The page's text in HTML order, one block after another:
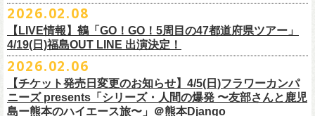
前売 ¥5,500(税込/ドリンク代別）
U-22割 ￥4,500(税込/ドリンク代別/身分証持参必須（コピー不可/公演当
日提示できない場合は一般価格チケットとの差額分をお支払いいただき
ます)
※１人１枚※未就学児入場不可/小学生以上チケット必要
一般チケット発売日：2026年6月6日(土)
＊ライブハウス会場限定店頭先行：4/4(土) 12:00〜19:00
一般チケット発売日：5月23日(土) 10:00
問い合わせ：JAILHOUSE(052)936-6041 /https://www.jailhouse.jp/live/
dragondeluxe2026/
＊フラワーカンパニーズファンクラブ「ヤングフラワーズ」優先販売を
予定しています。次号会報誌にご案内を同
封します
・山田将司＆菅波栄純（THE BACK HORN）
一般チケット発売日：3月28日(土)
◎「フォークの爆発2026 ミニマル巡業 〜うたとギターとコーラスと〜」
6/28(日) 札幌musica hall cafe 開場15:30/開演16:00 問：浮雲社中
チケット料金：4,800円（税込/整理番号付/ドリンク代別）
※高校生以下は当日¥2,000キャッシュバック（当日年齢を証明できるも
の（学生証、保険証など）のご提示が必要となります）
お肉をたっぷり味わいながら、生の音楽に酔いしれる「ニクオン」。今
年もお楽しみください！
オフィシャルホームページ：https://www.nikuon.com/top
お問い合わせ：ニクオン実行委員会 info＠
トにて”皆勤風呂ントアクト”として皆さんをお迎えします。
どうぞお楽しみに♨️
◎「OTODAMA’26」
日時：5月4日(月祝)、5日(火祝) 開場10:00 / 開演11:00
＊フラワーカンパニーズの出演は5月5日(火祝)のみ
会場：大阪・泉大津フェニックス
その他詳細→https://shimizuonsen.com/otodama/26/
フラカンの出演は6月20日(土)になります。
どうぞお楽しみに！
◎『YATSUI FESTIVAL! 2026』
日程： 2026年6 月20日（土）、
の出演は6/20(土)のみ
開場/開演（両日）： 11:30
会場: Spotify O-EAST / Spotify O-WEST / Spotify O-nest 5F / Spotify O-
「ホフディラン 春のベースまつり」に今年もグレートマエカワの出演が
決定！
◎「ホフディラン 春のベースまつり2026」
日時：2026年5月20日(水) OPEN 18:30 / START 19:00
日時：2026年4月30日(木) 開場18:15／開園19:00
会場：恵比寿LIQUIDROOM
チケット料金：前売り¥5,700(税込/整理番号付/ドリンク代別途要) *記念バ
ッヂ付
一般チケット発売日：2026年3月15日(日)10:00
プレイガイド：
チケットぴあ
2026年5月に奈良と岐阜で開催、SCOOBIE DOを迎えお届けするフラワ
ーカンパニーズが不定期で行なっている２マンライブ企画「シリーズ・
人間の爆発」の一般チケット発売が3/8(日)10:00よりスタート！
ますます充実のライブを展開している両者によるガチンコ対バン、熱す
ぎるステージになること必至！
どうぞお見逃しなく〜
【公演詳細】
公演タイトル：第11回！ 僕たち、プロ野球大好きミュージシャンです！
日時・会場：3月17日（火）新宿ロフトプラスワン
（http://www.loft-prj.co.jp/PLUSONE/）
開場／開演： 18:15／19:00
出演ミュージシャン： ※五十音順
イノウエアツシ（ニューロティカ／横浜DeNAベイスターズ）、ウエノコ
2026.02.08
【LIVE情報】鶴「GO！GO！5周目の47都道府県ツアー」
4/19(日)福島OUT LINE 出演決定！
鶴「GO！GO！5周目の47都道府県ツアー」4/19(日)福島OUT LINE 公演
にフラワーカンパニーズの出演が決定！
2026.02.06
【チケット発売日変更のお知らせ】4/5(日)フラワーカンパ
ニーズ presents「シリーズ・人間の爆発 〜友部さんと鹿児
島ー熊本のハイエース旅〜」＠熊本Django